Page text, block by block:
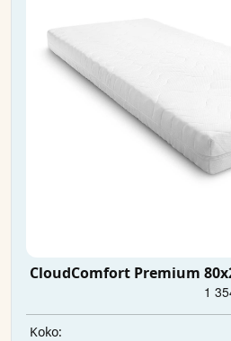
CloudComfort Premium
Koko: